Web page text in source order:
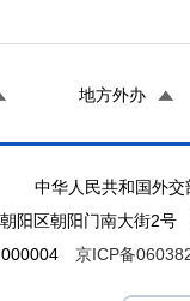
地方外办
中华人民共和国外
阳区朝阳门南大街2
京ICP备